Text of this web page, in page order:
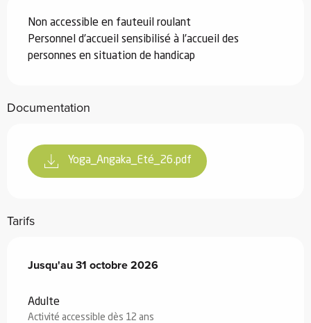
Non accessible en fauteuil roulant
Personnel d’accueil sensibilisé à l’accueil des
personnes en situation de handicap
Documentation
Yoga_Angaka_Eté_26.pdf
Tarifs
Du1 mai 2026au31 octobre 2026
Jusqu'au31 octobre 2026
Adulte
Activité accessible dès 12 ans